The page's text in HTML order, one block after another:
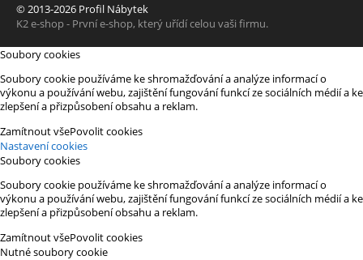
© 2013-2026 Profil Nábytek
K2 e-shop - První e-shop, který uřídí celou vaši firmu.
Soubory cookies
Soubory cookie používáme ke shromažďování a analýze informací o
výkonu a používání webu, zajištění fungování funkcí ze sociálních médií a ke
zlepšení a přizpůsobení obsahu a reklam.
Zamítnout všePovolit cookies
Nastavení cookies
Soubory cookies
Soubory cookie používáme ke shromažďování a analýze informací o
výkonu a používání webu, zajištění fungování funkcí ze sociálních médií a ke
zlepšení a přizpůsobení obsahu a reklam.
Zamítnout všePovolit cookies
Nutné soubory cookie